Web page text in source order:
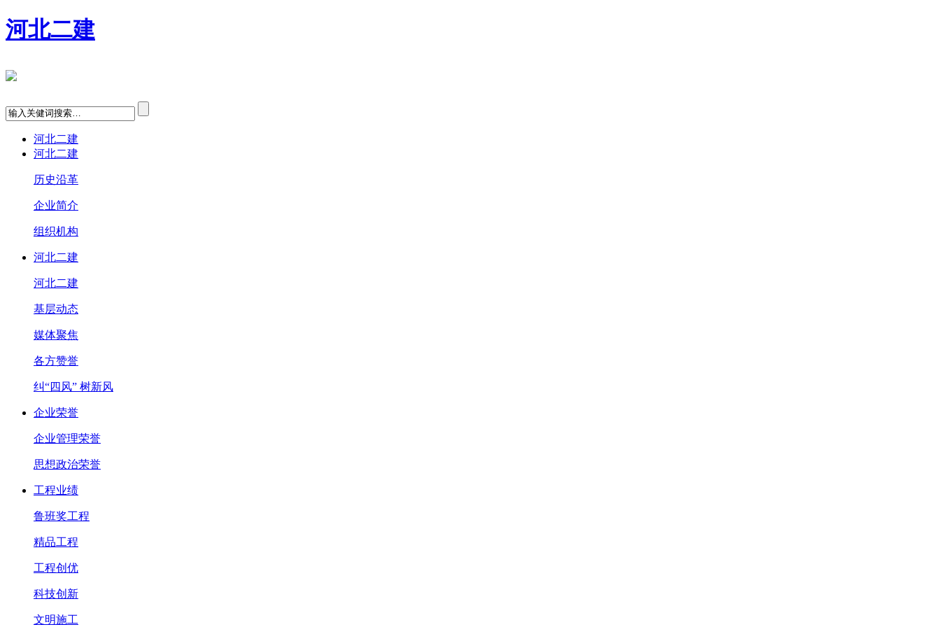
河北二建
河北二建
河北二建
历史沿革
企业简介
组织机构
河北二建
河北二建
基层动态
媒体聚焦
各方赞誉
纠“四风” 树新风
企业荣誉
企业管理荣誉
思想政治荣誉
工程业绩
鲁班奖工程
精品工程
工程创优
科技创新
文明施工